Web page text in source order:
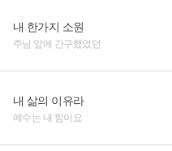
내 한가지 소원
주님 앞에 간구했었던
내 삶의 이유라
예수는 내 힘이요